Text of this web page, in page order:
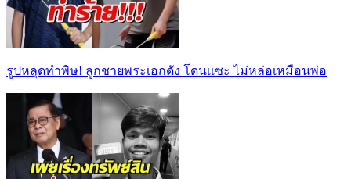
รูปหลุดทำพิษ! ลูกชายพระเอกดัง โดนเเซะ ไม่หล่อเหมือนพ่อ